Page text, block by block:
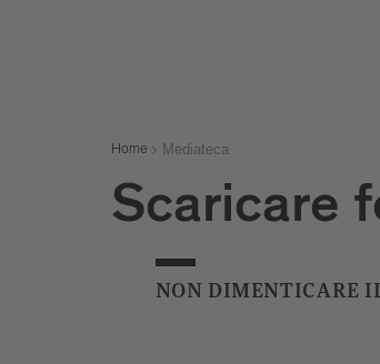
Home Mediateca
Scaricare
NON DIMENTICARE